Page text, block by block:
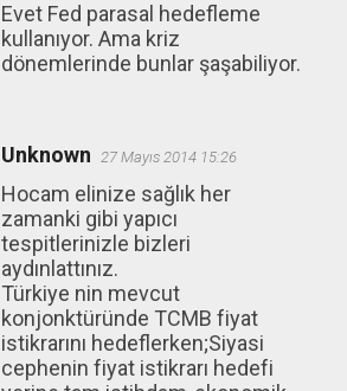
Evet Fed parasal hedefleme
kullanıyor. Ama kriz
dönemlerinde bunlar şaşabiliyor.
Unknown 27 Mayıs 2014 15:26
Hocam elinize sağlık her
zamanki gibi yapıcı
tespitlerinizle bizleri
aydınlattınız.
Türkiye nin mevcut
konjonktüründe TCMB fiyat
istikrarını hedeflerken;Siyasi
cephenin fiyat istikrarı hedefi